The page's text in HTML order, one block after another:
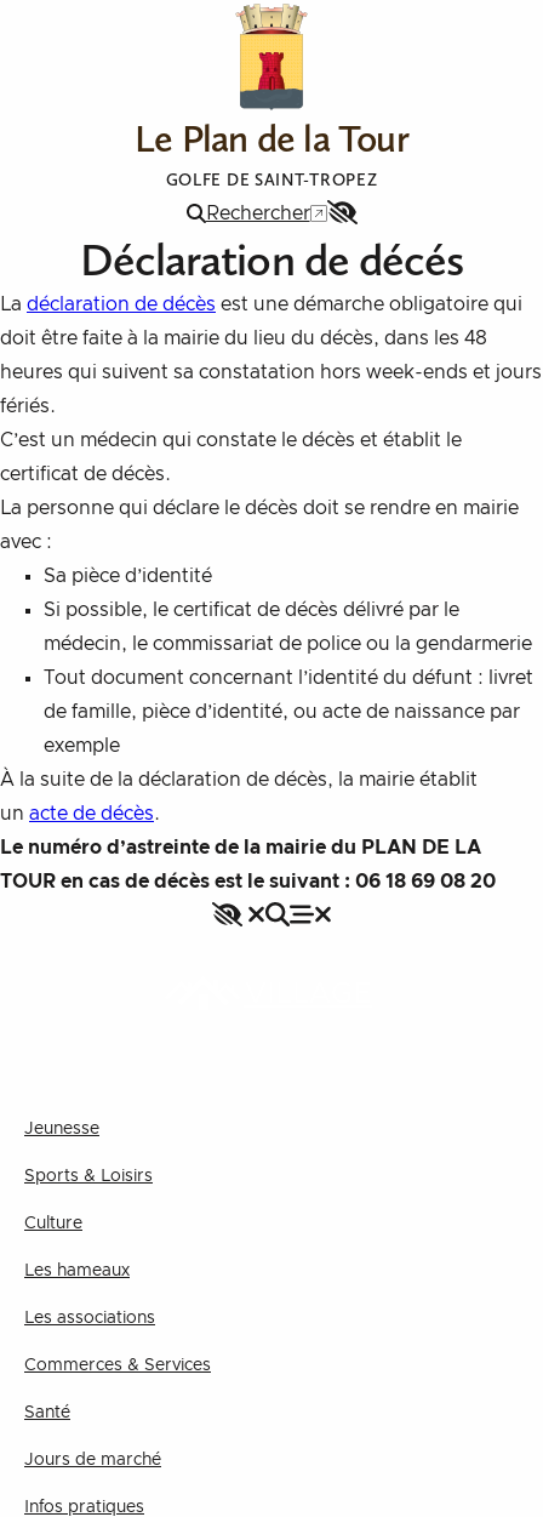
Le Plan de la Tour
GOLFE DE SAINT-TROPEZ
Menu
Rechercher
Accessibilité
Déclaration de décés
La déclaration de décès est une démarche obligatoire qui
doit être faite à la mairie du lieu du décès, dans les 48
heures qui suivent sa constatation hors week-ends et jours
fériés.
C’est un médecin qui constate le décès et établit le
certificat de décès.
La personne qui déclare le décès doit se rendre en mairie
avec :
Sa pièce d’identité
Si possible, le certificat de décès délivré par le
médecin, le commissariat de police ou la gendarmerie
Tout document concernant l’identité du défunt : livret
de famille, pièce d’identité, ou acte de naissance par
exemple
À la suite de la déclaration de décès, la mairie établit
un acte de décès.
Le numéro d’astreinte de la mairie du PLAN DE LA
TOUR en cas de décès est le suivant : 06 18 69 08 20
Accessibilité
Rechercher
Jeunesse
Sports & Loisirs
Culture
Les hameaux
Les associations
Commerces & Services
Santé
Jours de marché
Infos pratiques